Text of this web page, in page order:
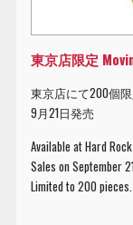
東京店限定
東京店にて200個
9月21日発売
Available at Hard
Sales on September
Limited to 200 pieces.